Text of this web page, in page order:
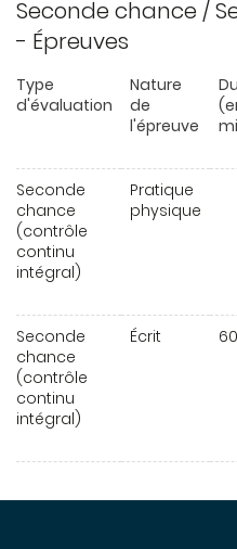
Seconde chance /
- Épreuves
Type
d'évaluation
Nature
de
l'épreuve
Seconde
chance
(contrôle
continu
intégral)
Pratique
physique
Seconde
chance
(contrôle
continu
intégral)
Écrit 60